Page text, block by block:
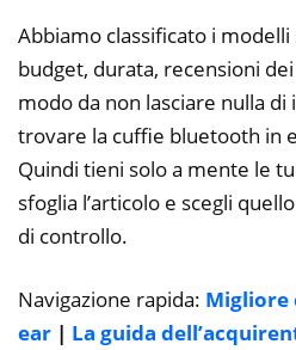
Abbiamo classificato i
budget, durata, recensioni
modo da non lasciare nulla
trovare la cuffie bluetooth in
Quindi tieni solo a mente le
sfoglia l’articolo e scegli
di controllo.
Navigazione rapida: Migliore
ear | La guida